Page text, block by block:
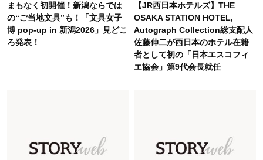
Lifestyle 2026.5.22
梅宮アンナさん 電撃婚から1年、家族の価値観
を育み中「理想の暮らしよりも今の心地よさを選
Fashion 2026.7.16
白黒でもこんなに華やぐ！40代、夏の「甘めト
まもなく初開催！新潟ならでは
の“ご当地文具”も！「文具女子
博 pop-up in 新潟2026」見どこ
ろ発表！
【JR西日本ホテルズ】THE
OSAKA STATION HOTEL,
Autograph Collection総支配人
佐藤伸二が西日本のホテル在籍
者として初の「日本エスコフィ
エ協会」第9代会長就任